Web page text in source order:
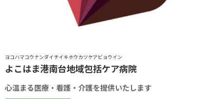
ヨコハマコウナンダイチイキホウカツケアビョウイン
よこはま港南台地域包括ケア病院
心温まる医療・看護・介護を提供いたします